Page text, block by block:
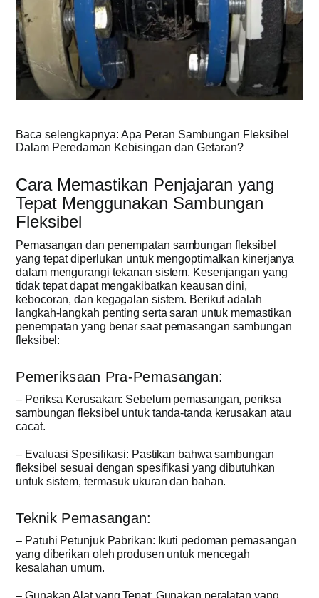
Baca selengkapnya: Apa Peran Sambungan Fleksibel
Dalam Peredaman Kebisingan dan Getaran?
Cara Memastikan Penjajaran yang
Tepat Menggunakan Sambungan
Fleksibel
Pemasangan dan penempatan sambungan fleksibel
yang tepat diperlukan untuk mengoptimalkan kinerjanya
dalam mengurangi tekanan sistem. Kesenjangan yang
tidak tepat dapat mengakibatkan keausan dini,
kebocoran, dan kegagalan sistem. Berikut adalah
langkah-langkah penting serta saran untuk memastikan
penempatan yang benar saat pemasangan sambungan
fleksibel:
Pemeriksaan Pra-Pemasangan:
– Periksa Kerusakan: Sebelum pemasangan, periksa
sambungan fleksibel untuk tanda-tanda kerusakan atau
cacat.
– Evaluasi Spesifikasi: Pastikan bahwa sambungan
fleksibel sesuai dengan spesifikasi yang dibutuhkan
untuk sistem, termasuk ukuran dan bahan.
Teknik Pemasangan:
– Patuhi Petunjuk Pabrikan: Ikuti pedoman pemasangan
yang diberikan oleh produsen untuk mencegah
kesalahan umum.
– Gunakan Alat yang Tepat: Gunakan peralatan yang